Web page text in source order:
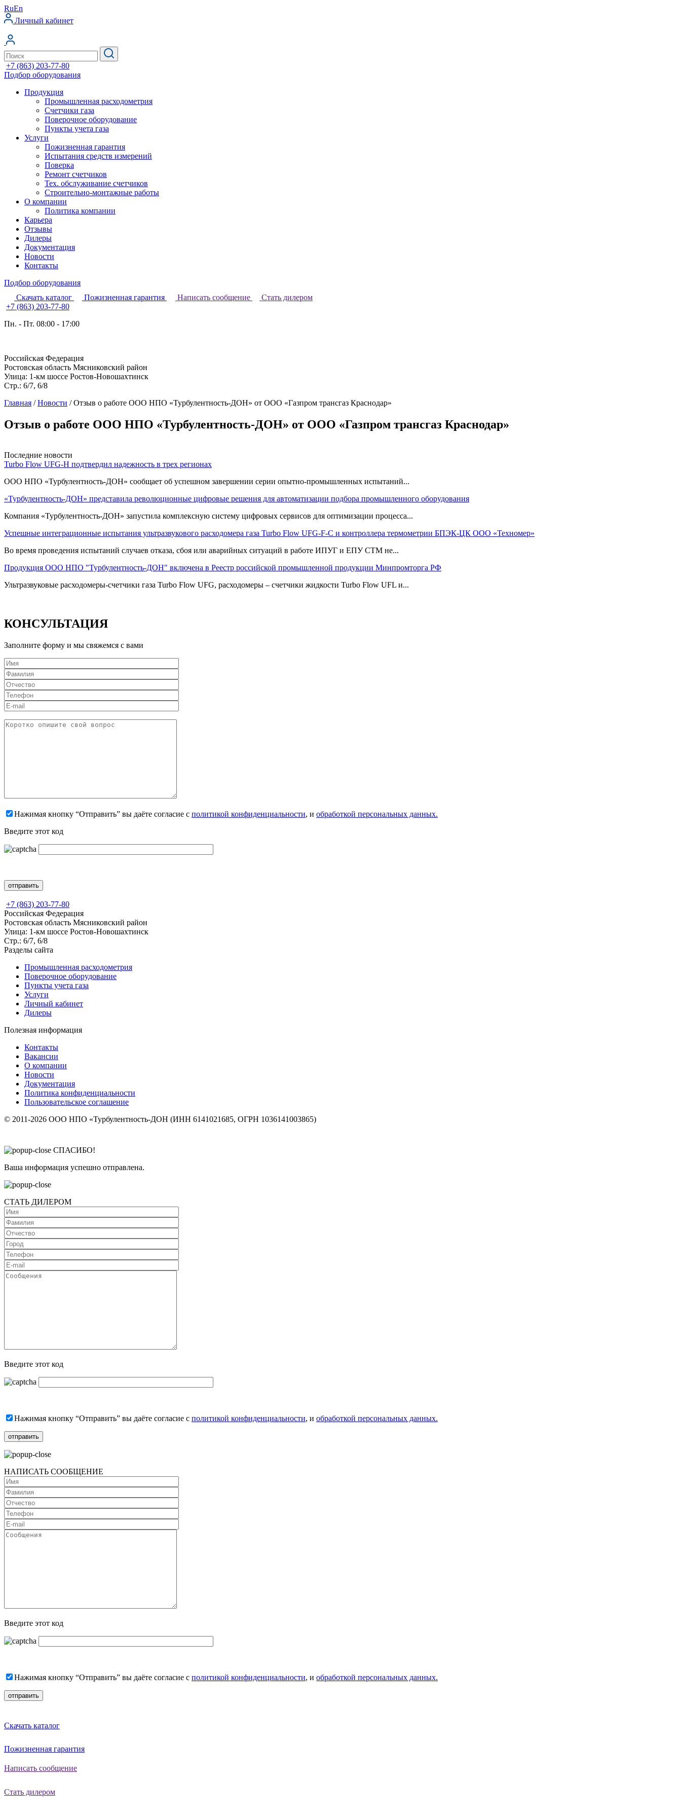
RuEn
Личный кабинет
+7 (863) 203-77-80
Подбор оборудования
Продукция
Промышленная расходометрия
Счетчики газа
Поверочное оборудование
Пункты учета газа
Услуги
Пожизненная гарантия
Испытания средств измерений
Поверка
Ремонт счетчиков
Тех. обслуживание счетчиков
Строительно-монтажные работы
О компании
Политика компании
Карьера
Отзывы
Дилеры
Документация
Новости
Контакты
Подбор оборудования
Скачать каталог
Пожизненная гарантия Написать сообщение
Стать дилером
+7 (863) 203-77-80
Пн. - Пт. 08:00 - 17:00
Российская Федерация
Ростовская область Мясниковский район
Улица: 1-км шоссе Ростов-Новошахтинск
Стр.: 6/7, 6/8
Главная /Новости /Отзыв о работе ООО НПО «Турбулентность-ДОН» от ООО «Газпром трансгаз Краснодар»
Отзыв о работе ООО НПО «Турбулентность-ДОН» от ООО «Газпром трансгаз Краснодар»
Последние новости
Turbo Flow UFG-H подтвердил надежность в трех регионах
ООО НПО «Турбулентность-ДОН» сообщает об успешном завершении серии опытно-промышленных испытаний...
«Турбулентность-ДОН» представила революционные цифровые решения для автоматизации подбора промышленного оборудования
Компания «Турбулентность-ДОН» запустила комплексную систему цифровых сервисов для оптимизации процесса...
Успешные интеграционные испытания ультразвукового расходомера газа Turbo Flow UFG-F-С и контроллера термометрии БПЭК-ЦК ООО «Техномер»
Во время проведения испытаний случаев отказа, сбоя или аварийных ситуаций в работе ИПУГ и ЕПУ СТМ не...
Продукция ООО НПО "Турбулентность-ДОН" включена в Реестр российской промышленной продукции Минпромторга РФ
Ультразвуковые расходомеры-счетчики газа Turbo Flow UFG, расходомеры – счетчики жидкости Turbo Flow UFL и...
КОНСУЛЬТАЦИЯ
Заполните форму и мы свяжемся с вами
Нажимая кнопку “Отправить” вы даёте согласие с политикой конфиденциальности, и обработкой персональных данных.
Введите этот код
+7 (863) 203-77-80
Российская Федерация
Ростовская область Мясниковский район
Улица: 1-км шоссе Ростов-Новошахтинск
Стр.: 6/7, 6/8
Разделы сайта
Промышленная расходометрия
Поверочное оборудование
Пункты учета газа
Услуги
Личный кабинет
Дилеры
Полезная информация
Контакты
Вакансии
О компании
Новости
Документация
Политика конфиденциальности
Пользовательское соглашение
© 2011-2026 ООО НПО «Турбулентность-ДОН (ИНН 6141021685, ОГРН 1036141003865)
СПАСИБО!
Ваша информация успешно отправлена.
СТАТЬ ДИЛЕРОМ
Введите этот код
Нажимая кнопку “Отправить” вы даёте согласие с политикой конфиденциальности, и обработкой персональных данных.
НАПИСАТЬ СООБЩЕНИЕ
Введите этот код
Нажимая кнопку “Отправить” вы даёте согласие с политикой конфиденциальности, и обработкой персональных данных.
Скачать каталог
Пожизненная гарантия
Написать сообщение
Стать дилером